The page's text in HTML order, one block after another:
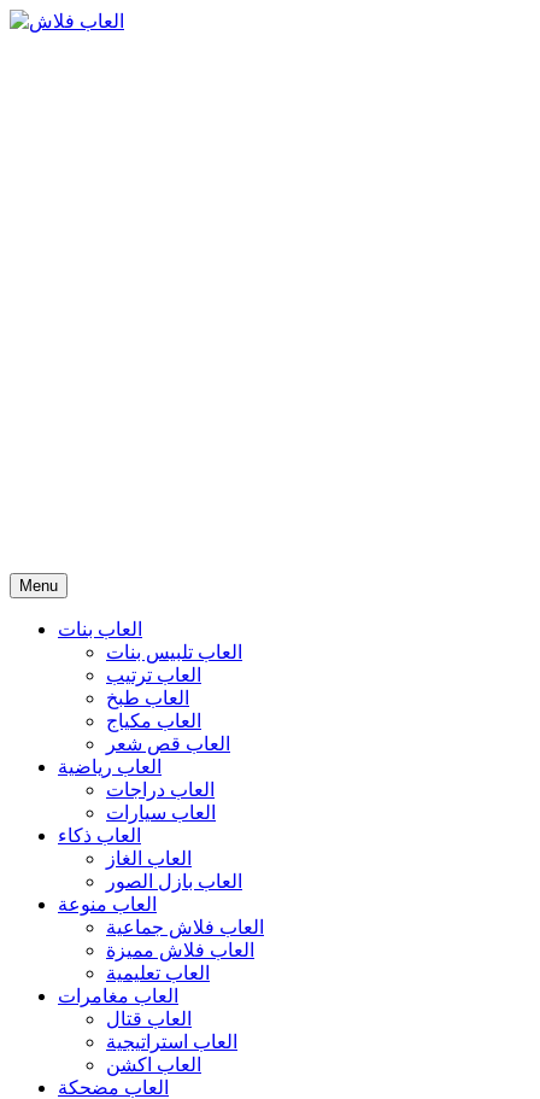
Menu
العاب بنات
العاب تلبيس بنات
العاب ترتيب
العاب طبخ
العاب مكياج
العاب قص شعر
العاب رياضية
العاب دراجات
العاب سيارات
العاب ذكاء
العاب الغاز
العاب بازل الصور
العاب منوعة
العاب فلاش جماعية
العاب فلاش مميزة
العاب تعليمية
العاب مغامرات
العاب قتال
العاب استراتيجية
العاب اكشن
العاب مضحكة